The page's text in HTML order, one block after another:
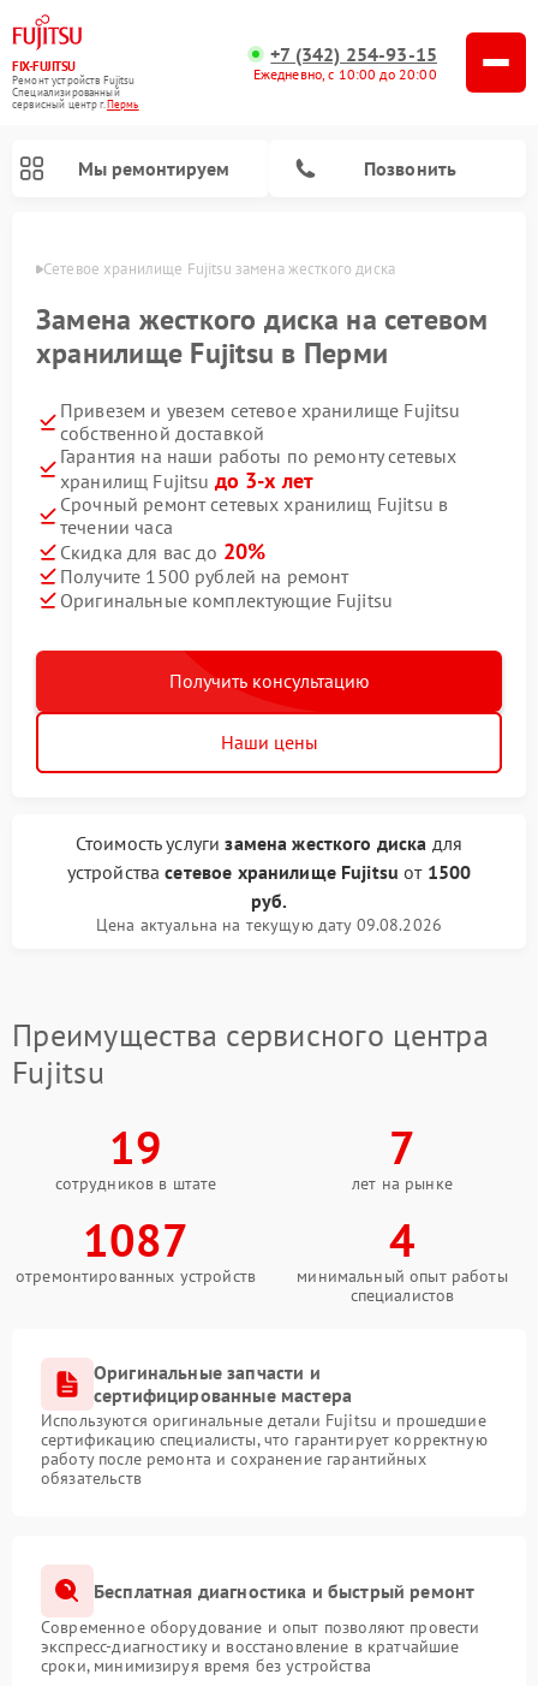
FIX-FUJITSU
Ремонт устройств Fujitsu
Специализированный
cервисный центр г.Пермь
+7 (342) 254-93-15
Ежедневно, с 10:00 до 20:00
Мы ремонтируем Позвонить
Сетевое хранилище Fujitsu замена жесткого диска
Замена жесткого диска на сетевом
хранилище Fujitsu в Перми
Привезем и увезем сетевое хранилище Fujitsu
собственной доставкой
Гарантия на наши работы по ремонту сетевых
хранилищ Fujitsu до 3-х лет
Срочный ремонт сетевых хранилищ Fujitsu в
течении часа
Скидка для вас до 20%
Получите 1500 рублей на ремонт
Оригинальные комплектующие Fujitsu
Получить консультацию
Наши цены
Стоимость услугизамена жесткого диска для
устройствасетевое хранилище Fujitsu от 1500
руб.
Цена актуальна на текущую дату 09.08.2026
Преимущества сервисного центра
Fujitsu
19
сотрудников в штате
7
лет на рынке
1087
отремонтированных устройств
4
минимальный опыт работы
специалистов
Оригинальные запчасти и
сертифицированные мастера
Используются оригинальные детали Fujitsu и прошедшие
сертификацию специалисты, что гарантирует корректную
работу после ремонта и сохранение гарантийных
обязательств
Бесплатная диагностика и быстрый ремонт
Современное оборудование и опыт позволяют провести
экспресс-диагностику и восстановление в кратчайшие
сроки, минимизируя время без устройства